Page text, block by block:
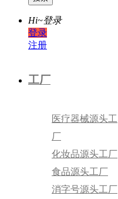
Hi~登录
登录
注册
工厂
医疗器械源头工
厂
化妆品源头工厂
食品源头工厂
消字号源头工厂